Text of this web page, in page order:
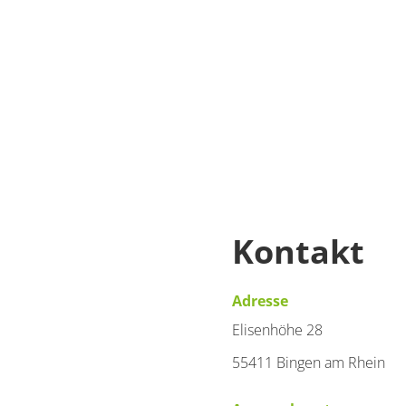
Kontakt
Adresse
Elisenhöhe 28
55411 Bingen am Rhein